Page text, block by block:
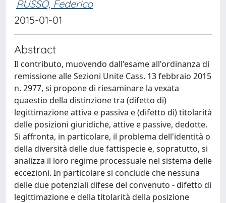
RUSSO, Federico
2015-01-01
Abstract
Il contributo, muovendo dall'esame all'ordinanza di
remissione alle Sezioni Unite Cass. 13 febbraio 2015
n. 2977, si propone di riesaminare la vexata
quaestio della distinzione tra (difetto di)
legittimazione attiva e passiva e (difetto di) titolarità
delle posizioni giuridiche, attive e passive, dedotte.
Si affronta, in particolare, il problema dell'identità o
della diversità delle due fattispecie e, sopratutto, si
analizza il loro regime processuale nel sistema delle
eccezioni. In particolare si conclude che nessuna
delle due potenziali difese del convenuto - difetto di
legittimazione e della titolarità della posizione